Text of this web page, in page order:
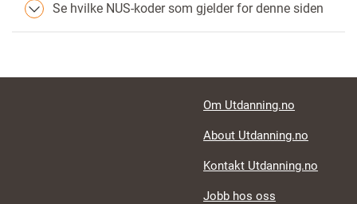
Se hvilke NUS-koder som gjelder for denne siden
Footer links
Om Utdanning.no
About Utdanning.no
Kontakt Utdanning.no
Jobb hos oss